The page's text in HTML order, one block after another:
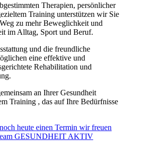
Therapien, persönlicher
Training unterstützen wir Sie
zu mehr Beweglichkeit und
im Alltag, Sport und Beruf.
und die freundliche
eine effektive und
Rehabilitation und
an Ihrer Gesundheit
Training , das auf Ihre Bedürfnisse
heute einen Termin wir freuen
GESUNDHEIT AKTIV